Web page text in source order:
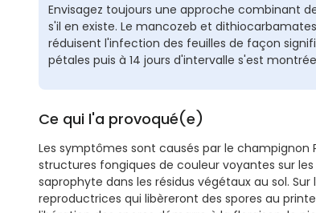
Envisagez toujours une approche combinant
s'il en existe. Le mancozeb et
réduisent l'infection des feuilles de façon
pétales puis à 14 jours d'intervalle s'est
Ce qui l'a provoqué(e)
Les symptômes sont causés par le
structures fongiques de couleur voyantes sur
saprophyte dans les résidus végétaux au sol.
reproductrices qui libèreront des spores au